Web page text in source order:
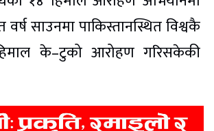
वर्ष साउनमा पाकिस्तानस्थित विश्वकै
के–टुको आरोहण गरिसकेकी